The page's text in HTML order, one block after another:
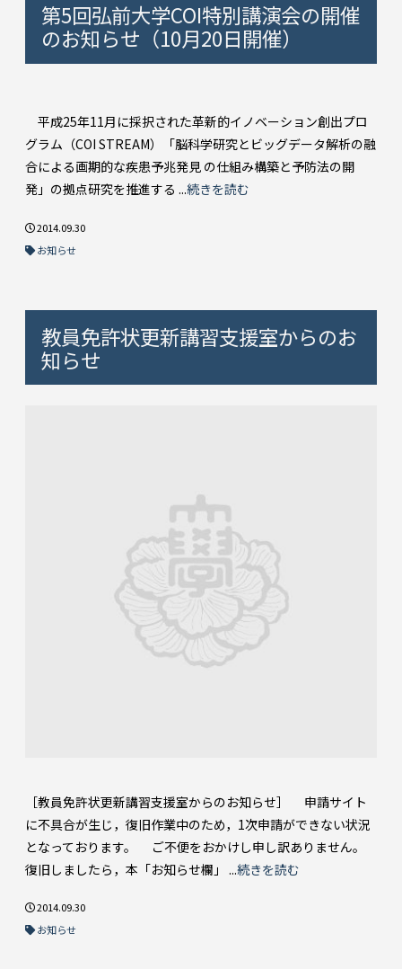
第5回弘前大学COI特別講演会の開催
のお知らせ（10月20日開催）
平成25年11月に採択された革新的イノベーション創出プロ
グラム（COI STREAM）「脳科学研究とビッグデータ解析の融
合による画期的な疾患予兆発見 の仕組み構築と予防法の開
発」の拠点研究を推進する ...続きを読む
2014.09.30
お知らせ
教員免許状更新講習支援室からのお
知らせ
［教員免許状更新講習支援室からのお知らせ］ 申請サイト
に不具合が生じ，復旧作業中のため，1次申請ができない状況
となっております。 ご不便をおかけし申し訳ありません。
復旧しましたら，本「お知らせ欄」 ...続きを読む
2014.09.30
お知らせ